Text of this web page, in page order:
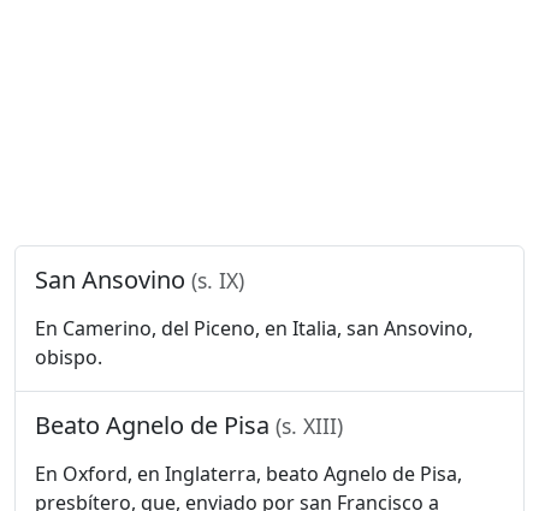
San Ansovino (s. IX)
En Camerino, del Piceno, en Italia, san Ansovino,
obispo.
Beato Agnelo de Pisa (s. XIII)
En Oxford, en Inglaterra, beato Agnelo de Pisa,
presbítero, que, enviado por san Francisco a